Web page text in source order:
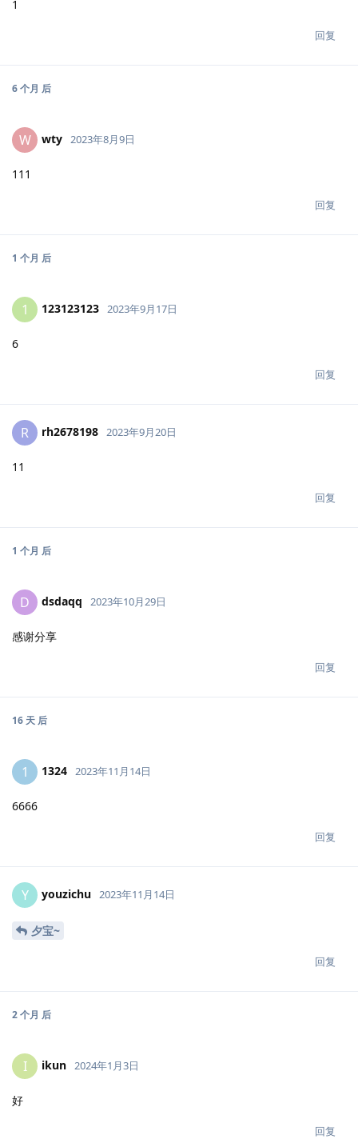
1
回复
6 个月 后
W wty 2023年8月9日
111
回复
1 个月 后
1 123123123 2023年9月17日
6
回复
R rh2678198 2023年9月20日
11
回复
1 个月 后
D dsdaqq 2023年10月29日
感谢分享
回复
16 天 后
1 1324 2023年11月14日
6666
回复
Y youzichu 2023年11月14日
夕宝~
回复
2 个月 后
I ikun 2024年1月3日
好
回复